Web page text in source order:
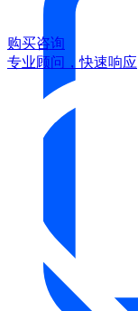
购买咨询
专业顾问，快速响应